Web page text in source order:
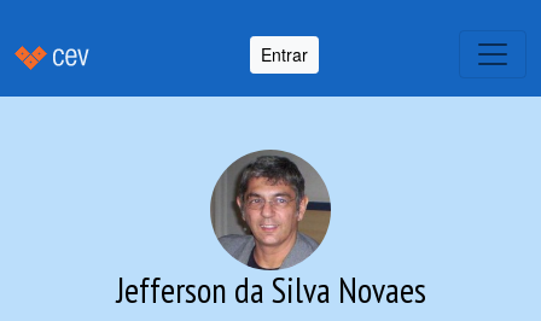
Entrar
Jefferson da Silva Novaes